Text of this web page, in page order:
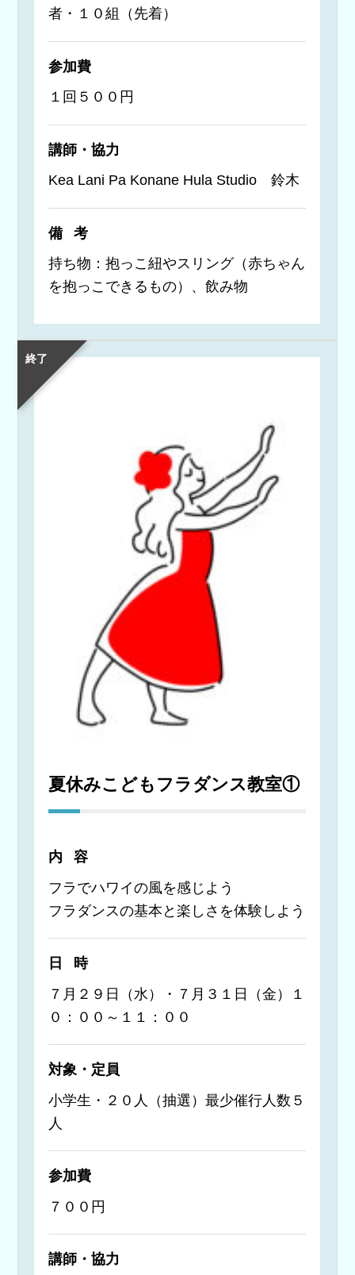
者・１０組（先着）
参加費
１回５００円
講師・協力
Kea Lani Pa Konane Hula Studio 鈴木
備考
持ち物：抱っこ紐やスリング（赤ちゃん
を抱っこできるもの）、飲み物
終了
夏休みこどもフラダンス教室①
内容
フラでハワイの風を感じよう
フラダンスの基本と楽しさを体験しよう
日時
７月２９日（水）・７月３１日（金）１
０：００～１１：００
対象・定員
小学生・２０人（抽選）最少催行人数５
人
参加費
７００円
講師・協力